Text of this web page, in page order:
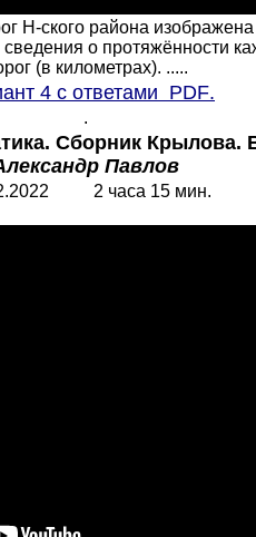
Н-ского района
о протяжённости
(в километрах). .....
4 с ответами PDF.
.
Сборник Крылова.
Павлов
2 часа 15 мин.